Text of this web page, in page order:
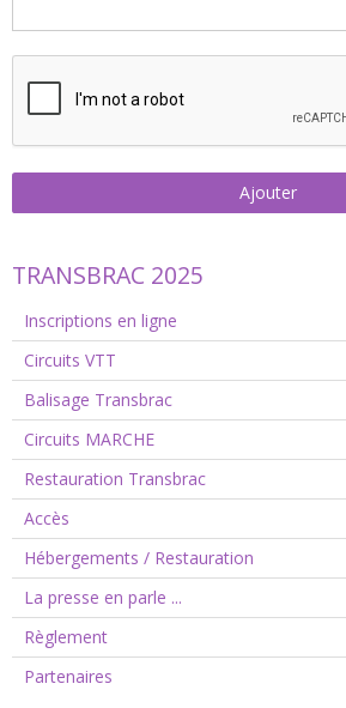
Ajouter
TRANSBRAC 2025
Inscriptions en ligne
Circuits VTT
Balisage Transbrac
Circuits MARCHE
Restauration Transbrac
Accès
Hébergements / Restauration
La presse en parle ...
Règlement
Partenaires